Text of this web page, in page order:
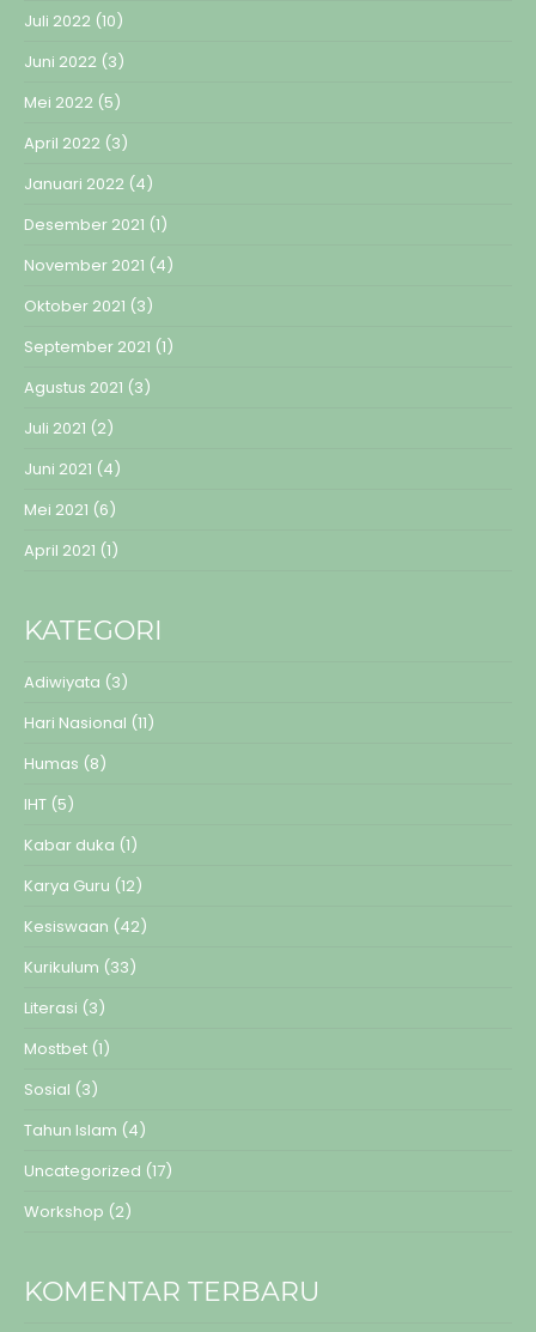
Juli 2022 (10)
Juni 2022 (3)
Mei 2022 (5)
April 2022 (3)
Januari 2022 (4)
Desember 2021 (1)
November 2021 (4)
Oktober 2021 (3)
September 2021 (1)
Agustus 2021 (3)
Juli 2021 (2)
Juni 2021 (4)
Mei 2021 (6)
April 2021 (1)
KATEGORI
Adiwiyata (3)
Hari Nasional (11)
Humas (8)
IHT (5)
Kabar duka (1)
Karya Guru (12)
Kesiswaan (42)
Kurikulum (33)
Literasi (3)
Mostbet (1)
Sosial (3)
Tahun Islam (4)
Uncategorized (17)
Workshop (2)
KOMENTAR TERBARU